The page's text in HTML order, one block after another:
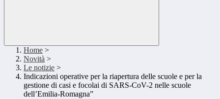
Home >
Novità >
Le notizie >
Indicazioni operative per la riapertura delle scuole e per la
gestione di casi e focolai di SARS-CoV-2 nelle scuole
dell’Emilia-Romagna”